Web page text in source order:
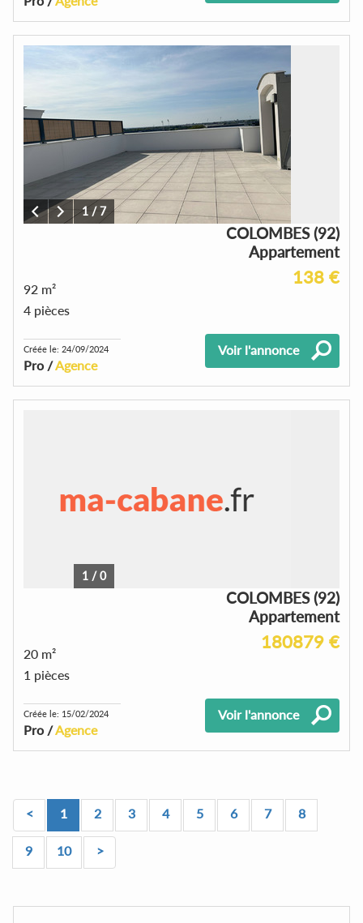
1 /7
COLOMBES (92)
Appartement
138 €
92 m²
4 pièces
Créée le: 24/09/2024
Pro /Agence
Voir l'annonce
1 /0
COLOMBES (92)
Appartement
180879 €
20 m²
1 pièces
Créée le: 15/02/2024
Pro /Agence
Voir l'annonce
< 1 2 3 4 5 6 7 8
9 10 >